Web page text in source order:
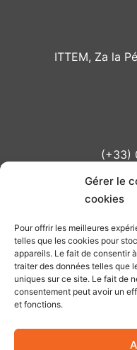
Gérer le
cookies
Pour offrir les meilleures
telles que les cookies pour
appareils. Le fait de consentir
traiter des données telles que
uniques sur ce site. Le fait de
consentement peut avoir un
et fonctions.
ITTEM, Za la
(+33)
Du
08h00 -